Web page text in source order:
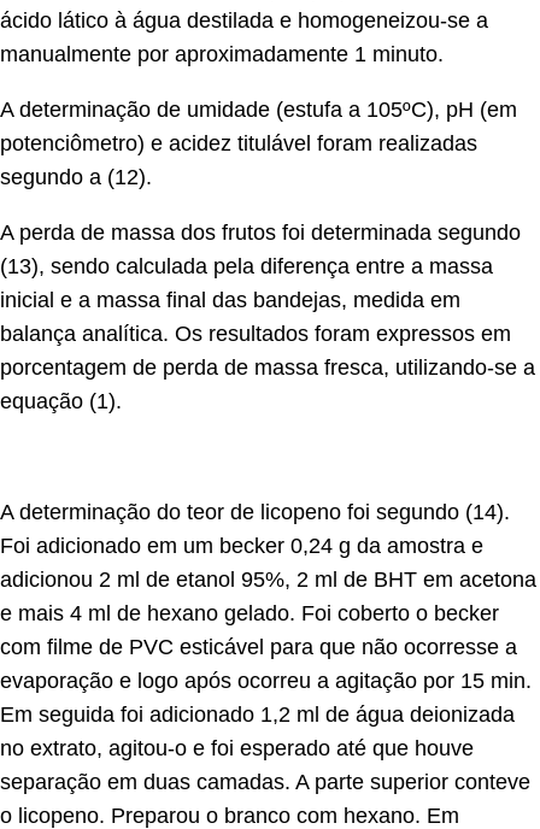
ácido lático à água destilada e homogeneizou-se a
manualmente por aproximadamente 1 minuto.
A determinação de umidade (estufa a 105ºC), pH (em
potenciômetro) e acidez titulável foram realizadas
segundo a (12).
A perda de massa dos frutos foi determinada segundo
(13), sendo calculada pela diferença entre a massa
inicial e a massa final das bandejas, medida em
balança analítica. Os resultados foram expressos em
porcentagem de perda de massa fresca, utilizando-se a
equação (1).
A determinação do teor de licopeno foi segundo (14).
Foi adicionado em um becker 0,24 g da amostra e
adicionou 2 ml de etanol 95%, 2 ml de BHT em acetona
e mais 4 ml de hexano gelado. Foi coberto o becker
com filme de PVC esticável para que não ocorresse a
evaporação e logo após ocorreu a agitação por 15 min.
Em seguida foi adicionado 1,2 ml de água deionizada
no extrato, agitou-o e foi esperado até que houve
separação em duas camadas. A parte superior conteve
o licopeno. Preparou o branco com hexano. Em